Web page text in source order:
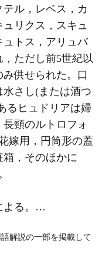
ル，レベス，カ
リクス，スキュ
ュトス ，アリュバ
ただし前5世紀以
供せられた。口
さし(または酒つ
るヒュドリアは婦
頸のルトロフォ
嫁用，円筒形の蓋
，そのほかに
よる。…
解説の一部を掲載して